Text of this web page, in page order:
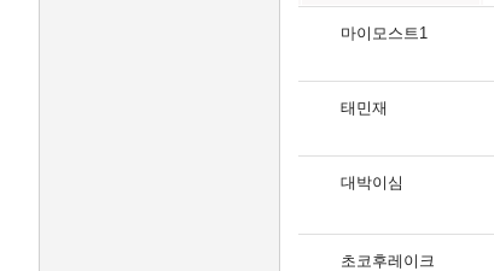
마이모스트1
태민재
대박이심
초코후레이크